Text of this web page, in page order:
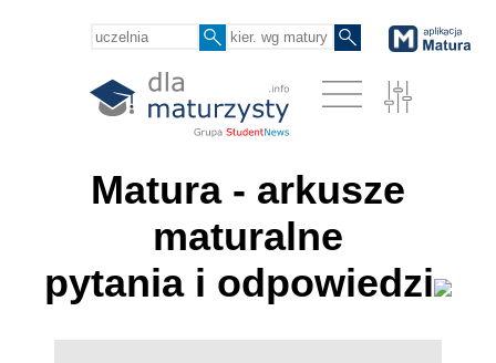
Matura - arkusze
maturalne
pytania i odpowiedzi